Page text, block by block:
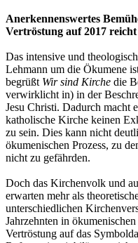
Anerkennenswertes
Vertröstung auf 2017
Das intensive und
Lehmann um die Ökumene
begrüßt Wir sind Kirche die
verwirklicht in) in der
Jesu Christi. Dadurch macht
katholische Kirche keinen
zu sein. Dies kann nicht
ökumenischen Prozess, zu
nicht zu gefährden.
Doch das Kirchenvolk und
erwarten mehr als
unterschiedlichen
Jahrzehnten in
Vertröstung auf das